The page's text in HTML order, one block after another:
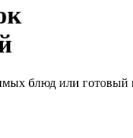
блюд или готовый